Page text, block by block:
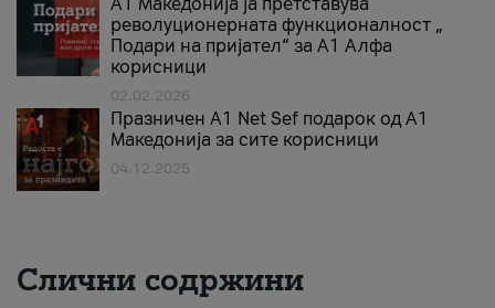
револуционерната функционалност „
Подари на пријател“ за А1 Алфа
корисници
02.02.2026
Празничен A1 Net Sеf подарок од А1
Македонија за сите корисници
04.12.2025
Слични содржини